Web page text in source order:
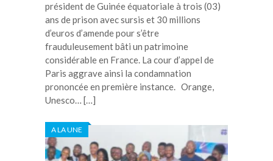
président de Guinée équatoriale à trois (03)
ans de prison avec sursis et 30 millions
d’euros d’amende pour s’être
frauduleusement bâti un patrimoine
considérable en France. La cour d’appel de
Paris aggrave ainsi la condamnation
prononcée en première instance. Orange,
Unesco… […]
A LA UNE